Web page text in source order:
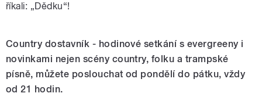
říkali: „Dědku“!
Country dostavník - hodinové setkání s evergreeny i
novinkami nejen scény country, folku a trampské
písně, můžete poslouchat od pondělí do pátku, vždy
od 21 hodin.